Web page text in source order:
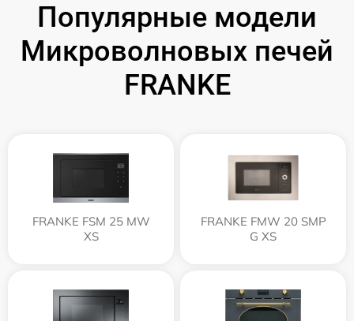
Популярные модели
Микроволновых печей
FRANKE
FRANKE FSM 25 MW
XS
FRANKE FMW 20 SMP
G XS